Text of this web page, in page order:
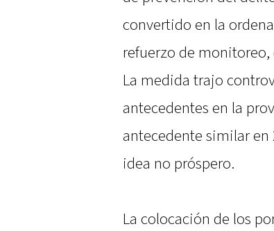
convertido en la
refuerzo de
La medida trajo
antecedentes en la
antecedente similar en
idea no próspero.
La colocación de los